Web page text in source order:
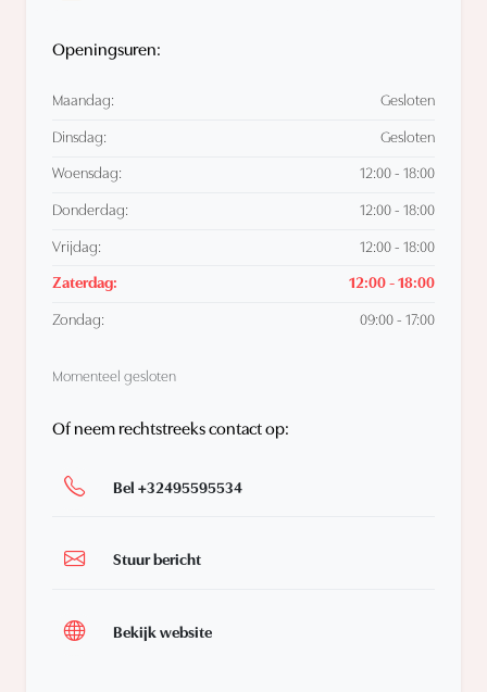
Openingsuren:
Maandag: Gesloten
Dinsdag: Gesloten
Woensdag: 12:00 - 18:00
Donderdag: 12:00 - 18:00
Vrijdag: 12:00 - 18:00
Zaterdag: 12:00 - 18:00
Zondag: 09:00 - 17:00
Momenteel gesloten
Of neem rechtstreeks contact op:
Bel +32495595534
Stuur bericht
Bekijk website